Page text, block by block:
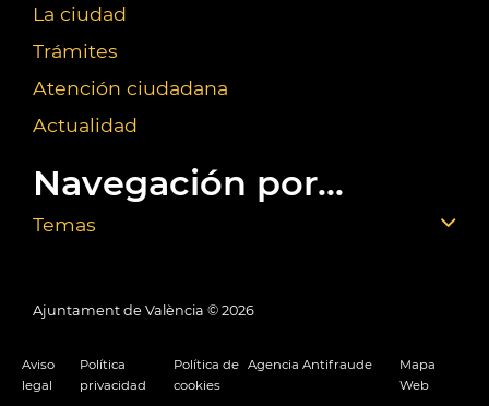
La ciudad
Trámites
Atención ciudadana
Actualidad
Navegación por...
Temas
Ajuntament de València © 2026
Aviso
legal
Política
privacidad
Política de
cookies
Agencia Antifraude
Mapa
Web